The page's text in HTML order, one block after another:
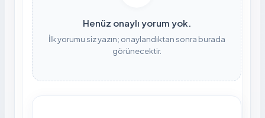
Henüz onaylı yorum yok.
İlk yorumu siz yazın; onaylandıktan sonra burada
görünecektir.